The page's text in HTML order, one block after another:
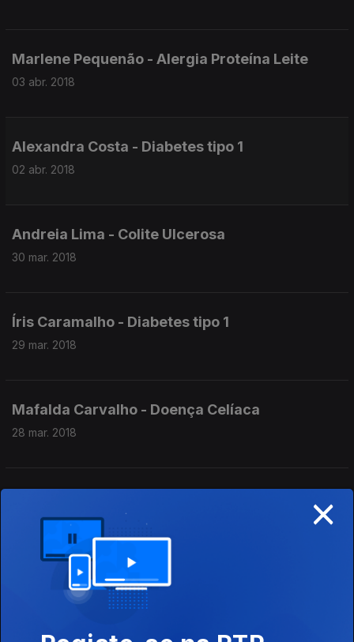
Marlene Pequenão - Alergia Proteína Leite
03 abr. 2018
Alexandra Costa - Diabetes tipo 1
02 abr. 2018
Andreia Lima - Colite Ulcerosa
30 mar. 2018
Íris Caramalho - Diabetes tipo 1
29 mar. 2018
Mafalda Carvalho - Doença Celíaca
28 mar. 2018
Reumáticas
Dra. Maria João Oliveira - Doenças da Tiroide
×